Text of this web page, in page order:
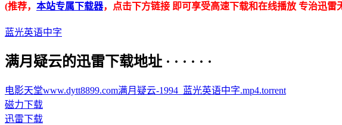
(推荐， 本站专属下载器，点击下方链接 即可享受高速下载和在线播放 专治迅雷
蓝光英语中字
满月疑云的迅雷下载地址 · · · · · ·
电影天堂www.dytt8899.com满月疑云-1994_蓝光英语中字.mp4.torrent
磁力下载
迅雷下载